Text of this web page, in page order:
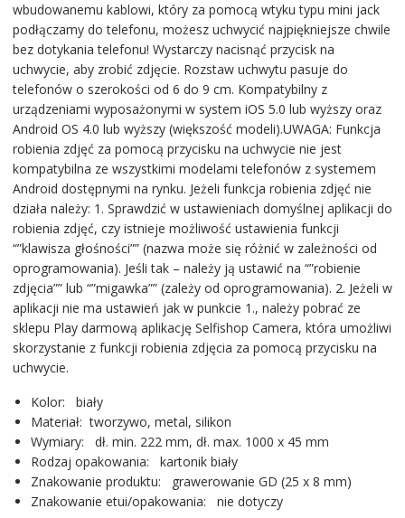
wbudowanemu kablowi, który za pomocą wtyku typu mini jack
podłączamy do telefonu, możesz uchwycić najpiękniejsze chwile
bez dotykania telefonu! Wystarczy nacisnąć przycisk na
uchwycie, aby zrobić zdjęcie. Rozstaw uchwytu pasuje do
telefonów o szerokości od 6 do 9 cm. Kompatybilny z
urządzeniami wyposażonymi w system iOS 5.0 lub wyższy oraz
Android OS 4.0 lub wyższy (większość modeli).UWAGA: Funkcja
robienia zdjęć za pomocą przycisku na uchwycie nie jest
kompatybilna ze wszystkimi modelami telefonów z systemem
Android dostępnymi na rynku. Jeżeli funkcja robienia zdjęć nie
działa należy: 1. Sprawdzić w ustawieniach domyślnej aplikacji do
robienia zdjęć, czy istnieje możliwość ustawienia funkcji
“”klawisza głośności”” (nazwa może się różnić w zależności od
oprogramowania). Jeśli tak – należy ją ustawić na “”robienie
zdjęcia”” lub “”migawka”” (zależy od oprogramowania). 2. Jeżeli w
aplikacji nie ma ustawień jak w punkcie 1., należy pobrać ze
sklepu Play darmową aplikację Selfishop Camera, która umożliwi
skorzystanie z funkcji robienia zdjęcia za pomocą przycisku na
uchwycie.
Kolor: biały
Materiał: tworzywo, metal, silikon
Wymiary: dł. min. 222 mm, dł. max. 1000 x 45 mm
Rodzaj opakowania: kartonik biały
Znakowanie produktu: grawerowanie GD (25 x 8 mm)
Znakowanie etui/opakowania: nie dotyczy